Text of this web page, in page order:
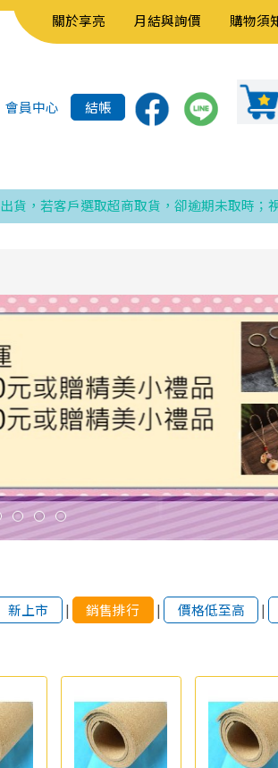
關於享亮 月結與詢價 購物須
會員中心 結帳
戶選取超商取貨，卻逾期未取時；視為同
新上市 | 銷售排行 | 價格低至高 |